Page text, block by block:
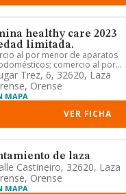
healthy care 2023
limitada.
al por menor de aparatos
comercio al por
de equipos de audio y ví...
Trez, 6, 32620, Laza
Orense
MAPA
VER FICHA
de laza
Castineiro, 32620, Laza
Orense
MAPA